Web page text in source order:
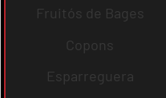
Fruitós de Bages
Copons
Esparreguera